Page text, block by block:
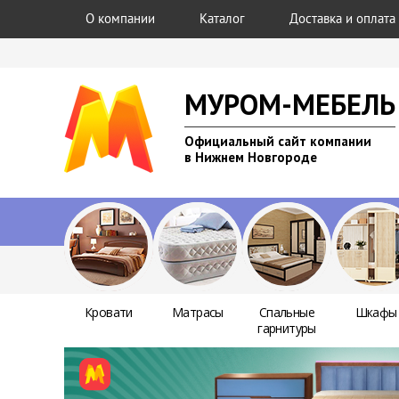
О компании Каталог Доставка и оплата
МУРОМ-МЕБЕЛЬ
Официальный сайт компании
в Нижнем Новгороде
Кровати Матрасы
Спальные
гарнитуры
Шкафы